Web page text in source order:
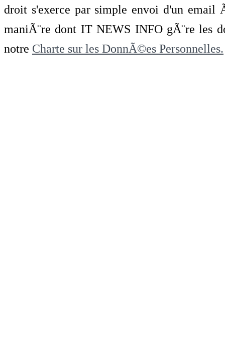
droit s'exerce par simple envoi d'un
maniÃ¨re dont IT NEWS INFO gÃ¨re les
notre Charte sur les DonnÃ©es Personnelles.